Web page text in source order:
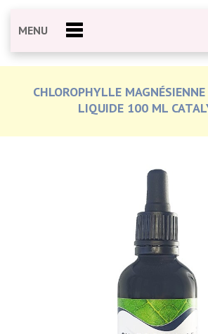
MENU
CHLOROPHYLLE
LIQUIDE 100 ML